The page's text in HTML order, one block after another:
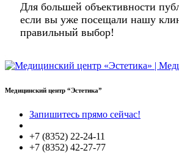
Для большей объективности
если вы уже посещали нашу
правильный выбор!
Медицинский центр “Эстетика”
Запишитесь прямо сейчас!
+7 (8352) 22-24-11
+7 (8352) 42-27-77